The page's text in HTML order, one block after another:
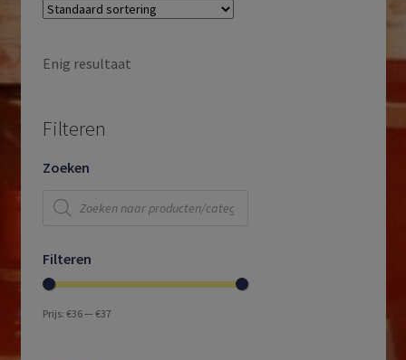
Enig resultaat
Filteren
Zoeken
Producten
zoeken
Filteren
Prijs: €36— €37